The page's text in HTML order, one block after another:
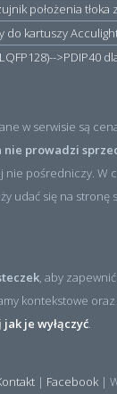
do kartuszy
w serwisie są
nie prowadzi
nie pośredniczy. W
udać się na stronę
, aby
kontekstowe
je wyłączyć
| Facebook |